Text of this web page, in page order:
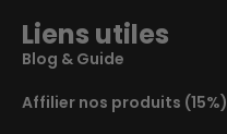
Liens utiles
Blog & Guide
Affilier nos produits (15%)